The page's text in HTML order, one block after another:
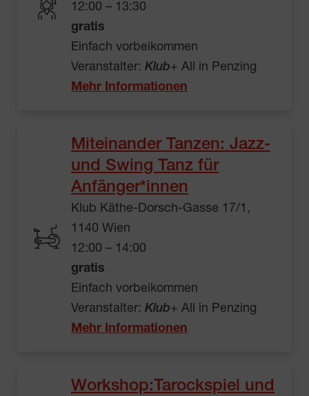
12:00 – 13:30
gratis
Einfach vorbeikommen
Veranstalter: Klub+ All in Penzing
Mehr Informationen
Miteinander Tanzen: Jazz-
und Swing Tanz für
Anfänger*innen
Klub Käthe-Dorsch-Gasse 17/1,
1140 Wien
12:00 – 14:00
gratis
Einfach vorbeikommen
Veranstalter: Klub+ All in Penzing
Mehr Informationen
Workshop:Tarockspiel und